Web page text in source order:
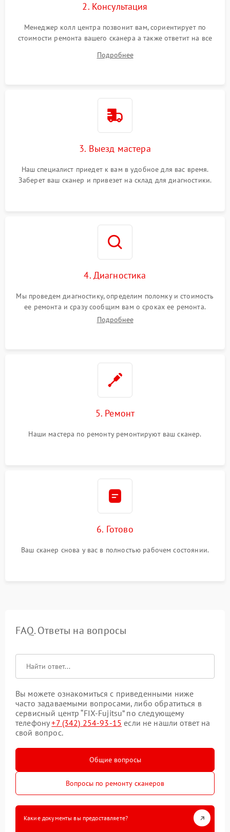
2. Консультация
Менеджер колл центра позвонит вам, сориентирует по
стоимости ремонта вашего сканера а также ответит на все
Подробнее
3. Выезд мастера
Наш специалист приедет к вам в удобное для вас время.
Заберет ваш сканер и привезет на склад для диагностики.
4. Диагностика
Мы проведем диагностику, определим поломку и стоимость
ее ремонта и сразу сообщим вам о сроках ее ремонта.
Подробнее
5. Ремонт
Наши мастера по ремонту ремонтируют ваш сканер.
6. Готово
Ваш сканер снова у вас в полностью рабочем состоянии.
FAQ. Ответы на вопросы
Вы можете ознакомиться с приведенными ниже
часто задаваемыми вопросами, либо обратиться в
сервисный центр “FIX-Fujitsu” по следующему
телефону+7 (342) 254-93-15 если не нашли ответ на
свой вопрос.
Общие вопросы
Вопросы по ремонту сканеров
Какие документы вы предоставляете?